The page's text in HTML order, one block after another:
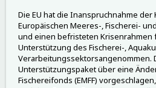
Die EU hat die Inanspruchnahme
Europäischen Meeres-, Fischerei-
und einen befristeten Krisenrahmen
Unterstützung des Fischerei-,
Verarbeitungssektorsangenommen.
Unterstützungspaket über eine
Fischereifonds (EMFF)